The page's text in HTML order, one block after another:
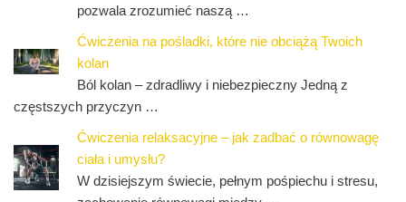
pozwala zrozumieć naszą …
Ćwiczenia na pośladki, które nie obciążą Twoich
kolan
Ból kolan – zdradliwy i niebezpieczny Jedną z
częstszych przyczyn …
Ćwiczenia relaksacyjne – jak zadbać o równowagę
ciała i umysłu?
W dzisiejszym świecie, pełnym pośpiechu i stresu,